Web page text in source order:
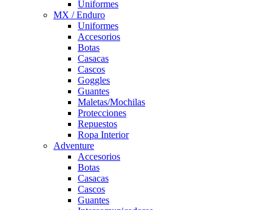
Uniformes
MX / Enduro
Uniformes
Accesorios
Botas
Casacas
Cascos
Goggles
Guantes
Maletas/Mochilas
Protecciones
Repuestos
Ropa Interior
Adventure
Accesorios
Botas
Casacas
Cascos
Guantes